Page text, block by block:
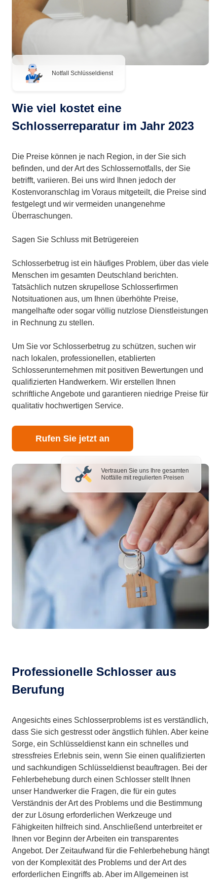
Notfall Schlüsseldienst
Wie viel kostet eine
Schlosserreparatur im Jahr 2023
Die Preise können je nach Region, in der Sie sich
befinden, und der Art des Schlossernotfalls, der Sie
betrifft, variieren. Bei uns wird Ihnen jedoch der
Kostenvoranschlag im Voraus mitgeteilt, die Preise sind
festgelegt und wir vermeiden unangenehme
Überraschungen.
Sagen Sie Schluss mit Betrügereien
Schlosserbetrug ist ein häufiges Problem, über das viele
Menschen im gesamten Deutschland berichten.
Tatsächlich nutzen skrupellose Schlosserfirmen
Notsituationen aus, um Ihnen überhöhte Preise,
mangelhafte oder sogar völlig nutzlose Dienstleistungen
in Rechnung zu stellen.
Um Sie vor Schlosserbetrug zu schützen, suchen wir
nach lokalen, professionellen, etablierten
Schlosserunternehmen mit positiven Bewertungen und
qualifizierten Handwerkern. Wir erstellen Ihnen
schriftliche Angebote und garantieren niedrige Preise für
qualitativ hochwertigen Service.
Rufen Sie jetzt an
Vertrauen Sie uns Ihre gesamten
Notfälle mit regulierten Preisen
Professionelle Schlosser aus
Berufung
Angesichts eines Schlosserproblems ist es verständlich,
dass Sie sich gestresst oder ängstlich fühlen. Aber keine
Sorge, ein Schlüsseldienst kann ein schnelles und
stressfreies Erlebnis sein, wenn Sie einen qualifizierten
und sachkundigen Schlüsseldienst beauftragen. Bei der
Fehlerbehebung durch einen Schlosser stellt Ihnen
unser Handwerker die Fragen, die für ein gutes
Verständnis der Art des Problems und die Bestimmung
der zur Lösung erforderlichen Werkzeuge und
Fähigkeiten hilfreich sind. Anschließend unterbreitet er
Ihnen vor Beginn der Arbeiten ein transparentes
Angebot. Der Zeitaufwand für die Fehlerbehebung hängt
von der Komplexität des Problems und der Art des
erforderlichen Eingriffs ab. Aber im Allgemeinen ist